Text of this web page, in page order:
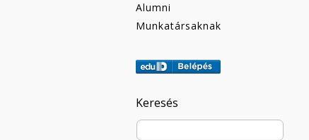
Alumni
Munkatársaknak
Keresés